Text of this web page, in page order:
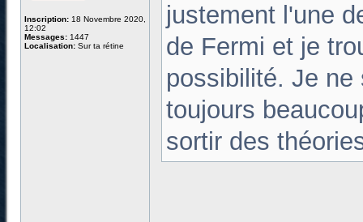
Inscription: 18 Novembre 2020,
12:02
Messages: 1447
Localisation: Sur ta rétine
justement l'une
de Fermi et je
possibilité. Je
toujours
sortir des